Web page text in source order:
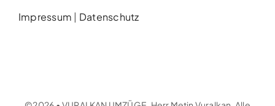
Impressum | Datenschutz